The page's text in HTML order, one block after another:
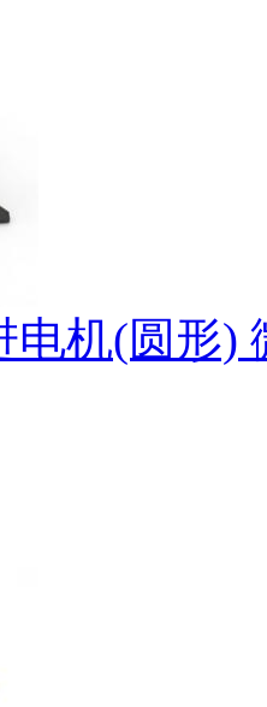
电机(圆形)